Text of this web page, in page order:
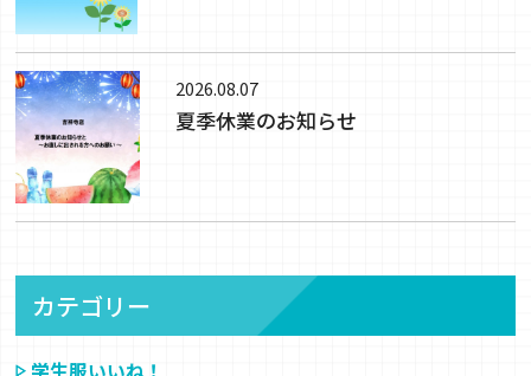
2026.08.07
夏季休業のお知らせ
カテゴリー